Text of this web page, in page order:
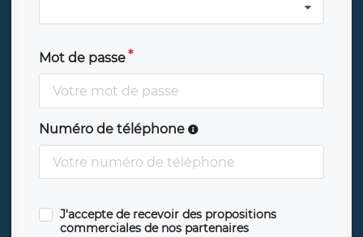
Mot de passe
Numéro de téléphone
J'accepte de recevoir des propositions
commerciales de nos partenaires